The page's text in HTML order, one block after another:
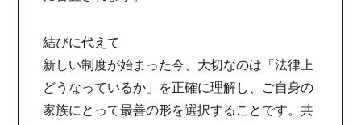
結びに代えて
新しい制度が始まった今、大切なのは「法律上
どうなっているか」を正確に理解し、ご自身の
家族にとって最善の形を選択することです。共